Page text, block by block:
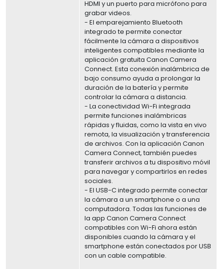
HDMI y un puerto para micrófono para
grabar videos.
- El emparejamiento Bluetooth
integrado te permite conectar
fácilmente la cámara a dispositivos
inteligentes compatibles mediante la
aplicación gratuita Canon Camera
Connect. Esta conexión inalámbrica de
bajo consumo ayuda a prolongar la
duración de la batería y permite
controlar la cámara a distancia.
- La conectividad Wi-Fi integrada
permite funciones inalámbricas
rápidas y fluidas, como la vista en vivo
remota, la visualización y transferencia
de archivos. Con la aplicación Canon
Camera Connect, también puedes
transferir archivos a tu dispositivo móvil
para navegar y compartirlos en redes
sociales.
- El USB-C integrado permite conectar
la cámara a un smartphone o a una
computadora. Todas las funciones de
la app Canon Camera Connect
compatibles con Wi-Fi ahora están
disponibles cuando la cámara y el
smartphone están conectados por USB
con un cable compatible.